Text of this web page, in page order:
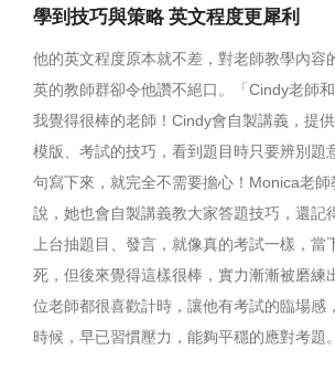
學到技巧與策略 英文程度更犀利
他的英文程度原本就不差，對老師教學內容
英的教師群卻令他讚不絕口。「Cindy老師
我覺得很棒的老師！Cindy會自製講義，提
模版、考試的技巧，看到題目時只要辨別題
句寫下來，就完全不需要擔心！Monica老師
說，她也會自製講義教大家答題技巧，還記
上台抽題目、發言，就像真的考試一樣，當
死，但後來覺得這樣很棒，實力漸漸被磨練
位老師都很喜歡計時，讓他有考試的臨場感
時候，早已習慣壓力，能夠平穩的應對考題。